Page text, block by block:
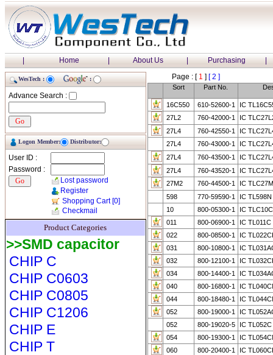
| Home | About Us | Purchasing |
WesTech : :
Advance Search :
Logon Member: Distributor:
User ID :
Password :
Lost password
Register
Shopping Cart[0]
Checkmail
Product Categories
>>SMD capacitor
CHIP C
CHIP C0603
CHIP C0805
CHIP C1206
CHIP E
CHIP T
Page : [1 ] [ 2 ]
Sort Part No.
16C550 610-52600-1
IC
27L2
760-42000-1
IC
27L4
760-42550-1
IC
27L4
760-43000-1
IC
27L4
760-43500-1
IC
27L4
760-43520-1
IC
27M2
760-44500-1
IC
598
770-59590-1
IC TL598N
10
800-05300-1
IC
011
800-06900-1
IC TL011C
022
800-08500-1
IC
031
800-10800-1
IC
032
800-12100-1
IC
034
800-14400-1
IC
040
800-16800-1
IC
044
800-18480-1
IC
052
800-19000-1
IC
052
800-19020-5
IC TL052C
054
800-19300-1
IC
060
800-20400-1
IC